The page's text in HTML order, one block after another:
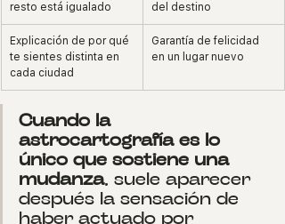
resto está igualado
del destino
Explicación de por qué
te sientes distinta en
cada ciudad
Garantía de felicidad
en un lugar nuevo
Cuando la
astrocartografía es lo
único que sostiene una
mudanza, suele aparecer
después la sensación de
haber actuado por